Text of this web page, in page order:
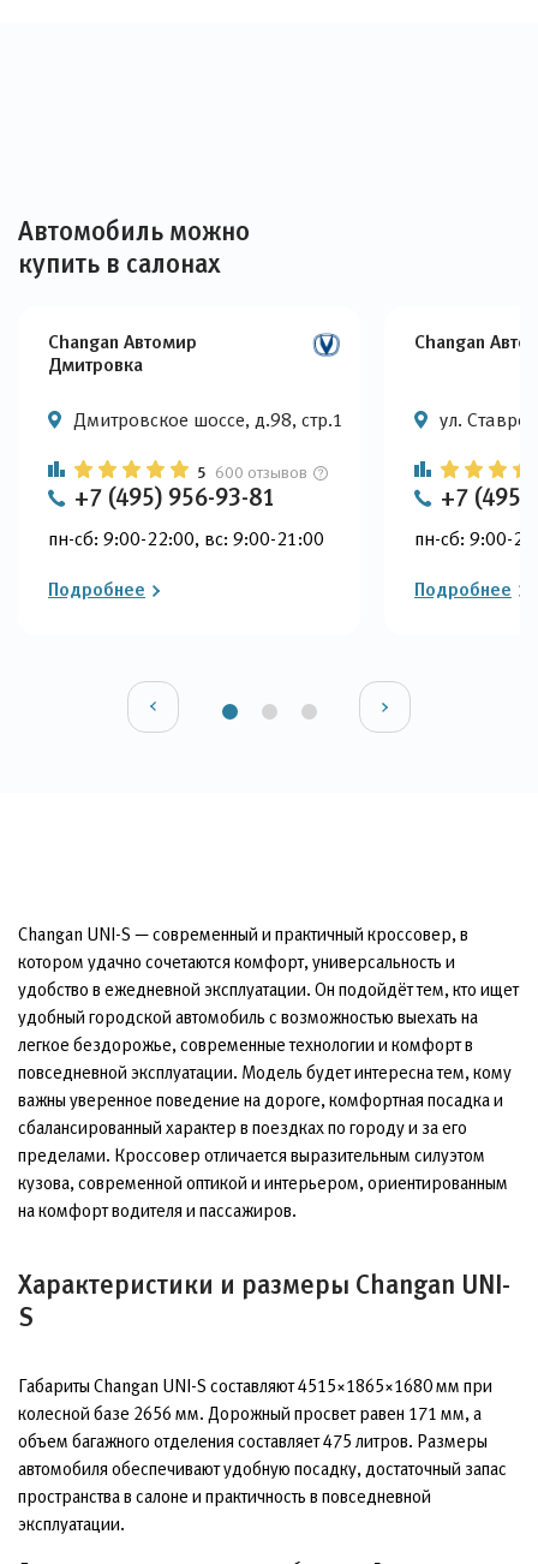
Автомобиль можно
купить в салонах
Changan Автомир
Дмитровка
Дмитровское шоссе, д.98, стр.1
5 600 отзывов
+7 (495) 956-93-81
пн-сб: 9:00-22:00, вс: 9:00-21:00
Подробнее
Changan
ул.
+7 (495)
пн-сб: 9:00-
Подробнее
Changan UNI-S — современный и практичный кроссовер, в
котором удачно сочетаются комфорт, универсальность и
удобство в ежедневной эксплуатации. Он подойдёт тем, кто ищет
удобный городской автомобиль с возможностью выехать на
легкое бездорожье, современные технологии и комфорт в
повседневной эксплуатации. Модель будет интересна тем, кому
важны уверенное поведение на дороге, комфортная посадка и
сбалансированный характер в поездках по городу и за его
пределами. Кроссовер отличается выразительным силуэтом
кузова, современной оптикой и интерьером, ориентированным
на комфорт водителя и пассажиров.
Характеристики и размеры Changan UNI-
S
Габариты Changan UNI-S составляют 4515×1865×1680 мм при
колесной базе 2656 мм. Дорожный просвет равен 171 мм, а
объем багажного отделения составляет 475 литров. Размеры
автомобиля обеспечивают удобную посадку, достаточный запас
пространства в салоне и практичность в повседневной
эксплуатации.